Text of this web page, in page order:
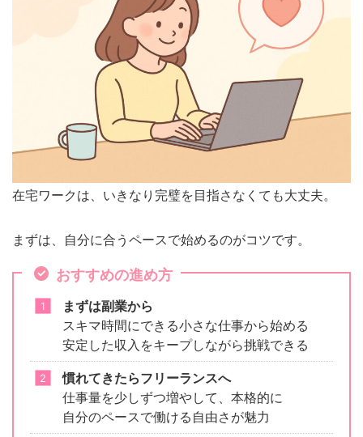
在宅ワークは、いきなり完璧を目指さなくても大丈夫。
まずは、自分に合うペースで始めるのがコツです。
おすすめの進め方
まずは副業から
スキマ時間にできる小さな仕事から始める
安定した収入をキープしながら挑戦できる
慣れてきたらフリーランスへ
仕事量を少しずつ増やして、本格的に
自分のペースで働ける自由さが魅力